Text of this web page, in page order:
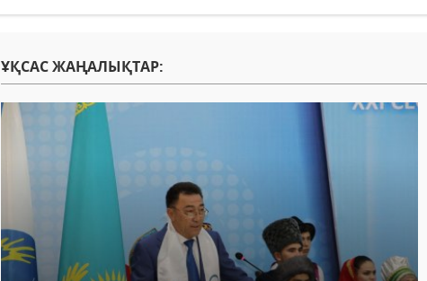
ҰҚСАС ЖАҢАЛЫҚТАР: